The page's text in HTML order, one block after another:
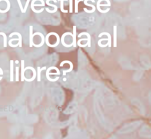
boda al
libre?
BLOG